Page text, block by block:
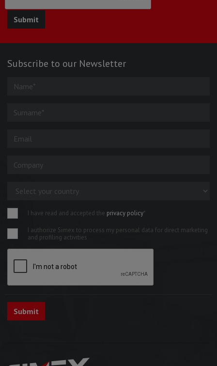
Subscribe to our Newsletter
I have read and accepted the privacy policy*
I authorize Simex to process my personal data for direct marketing
and profiling activities